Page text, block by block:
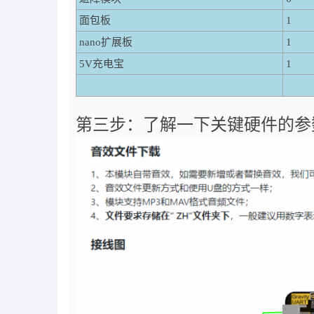
面包板
1
nano扩展板
1
5V充电宝
1
第三步：了解一下关键硬件的